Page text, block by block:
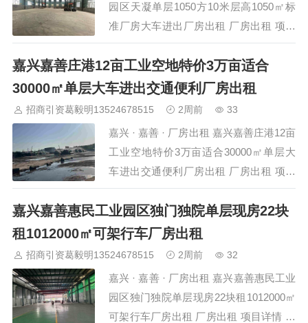
园区天凝单层1050方10米层高1050㎡标
准厂房大车进出厂房出租 厂房出租 项目
详情 项目名称 嘉兴嘉善天凝工业园区天
凝单层1050方10米层高1050㎡标 所在位
置 嘉兴-嘉善-天凝工业园区 建筑面积
1050㎡ 层高 10米…
嘉兴嘉善庄港12亩工业空地特价3万亩适合
30000㎡单层大车进出交通便利厂房出租
招商引资葛毅明13524678515 2周前 33
嘉兴 · 嘉善 · 厂房出租 嘉兴嘉善庄港12亩
工业空地特价3万亩适合30000㎡单层大
车进出交通便利厂房出租 厂房出租 项目
详情 项目名称 嘉兴嘉善庄港12亩工业空
地特价3万亩适合30000㎡单层大车 所在
位置 嘉兴-嘉善-庄港 建筑面积 30000㎡
层高 8米 层…
嘉兴嘉善惠民工业园区独门独院单层现房22块
租1012000㎡可架行车厂房出租
招商引资葛毅明13524678515 2周前 32
嘉兴 · 嘉善 · 厂房出租 嘉兴嘉善惠民工业
园区独门独院单层现房22块租1012000㎡
可架行车厂房出租 厂房出租 项目详情 项